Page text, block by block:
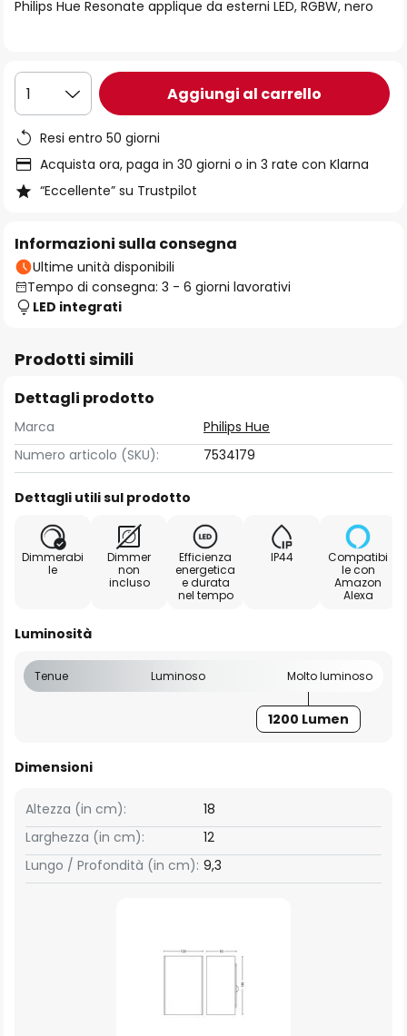
Philips Hue Resonate applique da esterni LED, RGBW, nero
1 Aggiungi al carrello
Resi entro 50 giorni
Acquista ora, paga in 30 giorni o in 3 rate con Klarna
“Eccellente” su Trustpilot
Informazioni sulla consegna
Ultime unità disponibili
Tempo di consegna: 3 - 6 giorni lavorativi
LED integrati
Prodotti simili
Dettagli prodotto
Marca
Philips Hue
Numero articolo (SKU):
7534179
Dettagli utili sul prodotto
Dimmerabi
le
Dimmer
non
incluso
Efficienza
energetica
e durata
nel tempo
IP44
Compatibi
le con
Amazon
Alexa
Luminosità
Tenue Luminoso Molto luminoso
1200 Lumen
Dimensioni
Larghezza (in cm): 12
Altezza (in cm): 18
Lungo / Profondità (in cm): 9,3